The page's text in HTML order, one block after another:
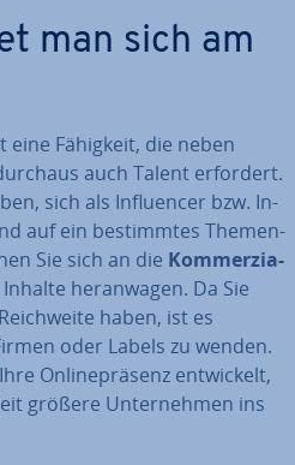
man sich am
eine Fähigkeit, die neben
auch Talent erfordert.
sich als In­fluen­cer bzw. In­
auf ein be­stimm­tes The­men­
Sie sich an die Kom­mer­zia­
her­an­wa­gen. Da Sie
haben, ist es
oder Labels zu wenden.
On­line­prä­senz ent­wi­ckelt,
größere Un­ter­neh­men ins